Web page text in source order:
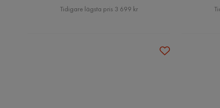
Pris
Tidigare lägsta pris 3 699 kr